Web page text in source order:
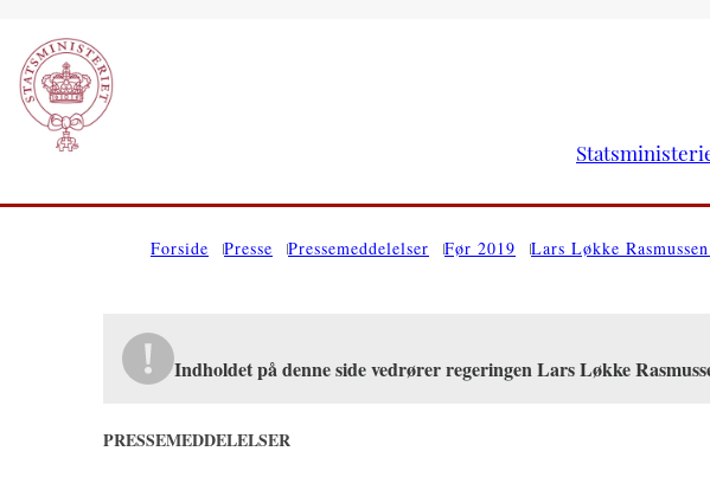
Forside Presse Pressemeddelelser Før 2019 Lars Løkke
Indholdet på denne side vedrører regeringen Lars Løkke
PRESSEMEDDELELSER